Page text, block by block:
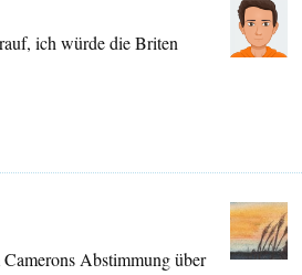
ich würde die Briten
Abstimmung über